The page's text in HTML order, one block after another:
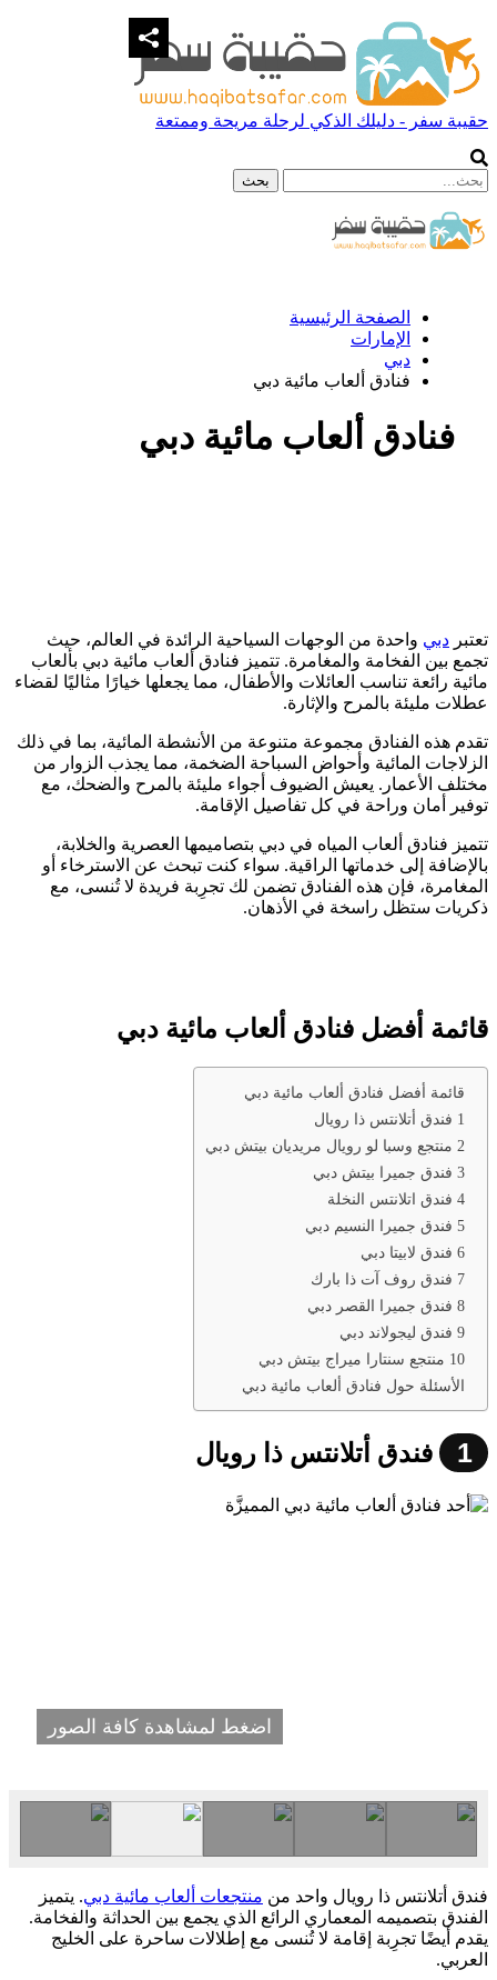
حقيبة سفر - دليلك الذكي لرحلة مريحة وممتعة
الصفحة الرئيسية
الإمارات
دبي
فنادق ألعاب مائية دبي
فنادق ألعاب مائية دبي
تعتبر دبي واحدة من الوجهات السياحية الرائدة في العالم، حيث
تجمع بين الفخامة والمغامرة. تتميز فنادق ألعاب مائية دبي بألعاب
مائية رائعة تناسب العائلات والأطفال، مما يجعلها خيارًا مثاليًا لقضاء
عطلات مليئة بالمرح والإثارة.
تقدم هذه الفنادق مجموعة متنوعة من الأنشطة المائية، بما في ذلك
الزلاجات المائية وأحواض السباحة الضخمة، مما يجذب الزوار من
مختلف الأعمار. يعيش الضيوف أجواء مليئة بالمرح والضحك، مع
توفير أمان وراحة في كل تفاصيل الإقامة.
تتميز فنادق ألعاب المياه في دبي بتصاميمها العصرية والخلابة،
بالإضافة إلى خدماتها الراقية. سواء كنت تبحث عن الاسترخاء أو
المغامرة، فإن هذه الفنادق تضمن لك تجرِبة فريدة لا تُنسى، مع
ذكريات ستظل راسخة في الأذهان.
قائمة أفضل فنادق ألعاب مائية دبي
قائمة أفضل فنادق ألعاب مائية دبي
1 فندق أتلانتس ذا رويال
2 منتجع وسبا لو رويال مريديان بيتش دبي
3 فندق جميرا بيتش دبي
4 فندق اتلانتس النخلة
5 فندق جميرا النسيم دبي
6 فندق لابيتا دبي
7 فندق روف آت ذا بارك
8 فندق جميرا القصر دبي
9 فندق ليجولاند دبي
10 منتجع سنتارا ميراج بيتش دبي
الأسئلة حول فنادق ألعاب مائية دبي
1 فندق أتلانتس ذا رويال
اضغط لمشاهدة كافة الصور
فندق أتلانتس ذا رويال واحد من منتجعات ألعاب مائية دبي. يتميز
الفندق بتصميمه المعماري الرائع الذي يجمع بين الحداثة والفخامة.
يقدم أيضًا تجرِبة إقامة لا تُنسى مع إطلالات ساحرة على الخليج
العربي.